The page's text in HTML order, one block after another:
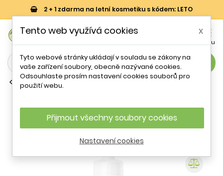
2 + 1 zdarma na letní kosmetiku s kódem: LETO

Menu
search
Běžné kondicionéry
(Volumizing Foam Conditioner)
Goldwell - 150 ml
Tento web využívá cookies x
Tyto webové stránky ukládají v souladu se zákony na
vaše zařízení soubory, obecně nazývané cookies.
Odsouhlaste prosím nastavení cookies souborů pro
použití webu.
Přijmout všechny soubory cookies
Nastavení cookies